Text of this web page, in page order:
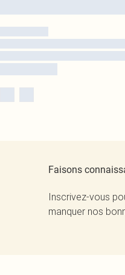
Faisons
Inscrivez-vous
manquer nos